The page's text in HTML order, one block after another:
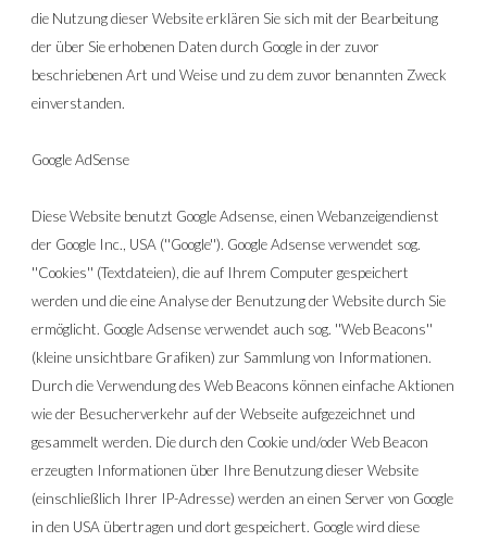
die Nutzung dieser Website erklären Sie sich mit der Bearbeitung
der über Sie erhobenen Daten durch Google in der zuvor
beschriebenen Art und Weise und zu dem zuvor benannten Zweck
einverstanden.
Google AdSense
Diese Website benutzt Google Adsense, einen Webanzeigendienst
der Google Inc., USA (''Google''). Google Adsense verwendet sog.
''Cookies'' (Textdateien), die auf Ihrem Computer gespeichert
werden und die eine Analyse der Benutzung der Website durch Sie
ermöglicht. Google Adsense verwendet auch sog. ''Web Beacons''
(kleine unsichtbare Grafiken) zur Sammlung von Informationen.
Durch die Verwendung des Web Beacons können einfache Aktionen
wie der Besucherverkehr auf der Webseite aufgezeichnet und
gesammelt werden. Die durch den Cookie und/oder Web Beacon
erzeugten Informationen über Ihre Benutzung dieser Website
(einschließlich Ihrer IP-Adresse) werden an einen Server von Google
in den USA übertragen und dort gespeichert. Google wird diese